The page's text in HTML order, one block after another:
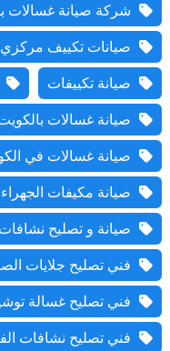
شركة صيانة غسالات
صيانات تكييف
صيانة تكييفات
صيانة غسالات
صيانة غسالات في
صيانة مكيفات الجهراء
صيانة و تصليح
فني تصليح جلايات
فني تصليح غسالة
فني تصليح نشافات